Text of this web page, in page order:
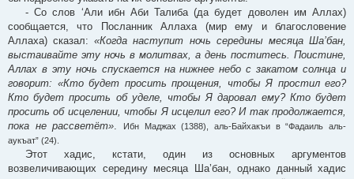
- Со слов ‘Али ибн Аби Талиба (да будет доволен им Аллах)
сообщается, что Посланник Аллаха (мир ему и благословение
Аллаха) сказал:«Когда наступит ночь середины месяца Ша’бан,
выстаивайте эту ночь в молитвах, а день поститесь. Поистине,
Аллах в эту ночь спускается на нижнее небо с закатом солнца и
говорит: «Кто будет просить прощения, чтобы Я простил его?
Кто будет просить об уделе, чтобы Я даровал ему? Кто будет
просить об исцелении, чтобы Я исцелил его? И так продолжается,
пока не рассветёт»
Ибн Маджах (1388), аль-Байхакъи в “Фадаиль аль-
аукъат” (24).
Этот хадис, кстати, один из основных аргументов
возвеличивающих середину месяца Ша’бан, однако данный хадис